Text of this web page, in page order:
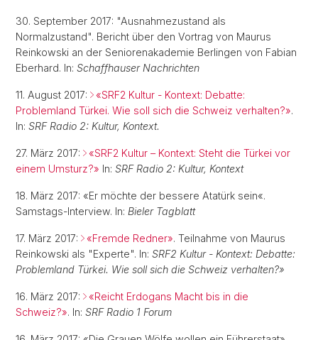
30. September 2017: "Ausnahmezustand als
Normalzustand". Bericht über den Vortrag von Maurus
Reinkowski an der Seniorenakademie Berlingen von Fabian
Eberhard. In: Schaffhauser Nachrichten
11. August 2017:
«SRF2 Kultur - Kontext: Debatte:
Problemland Türkei. Wie soll sich die Schweiz verhalten?».
In: SRF Radio 2: Kultur, Kontext.
27. März 2017:
«SRF2 Kultur – Kontext: Steht die Türkei vor
einem Umsturz?» In: SRF Radio 2: Kultur, Kontext
18. März 2017: «Er möchte der bessere Atatürk sein«.
Samstags-Interview. In: Bieler Tagblatt
17. März 2017: «Fremde Redner». Teilnahme von Maurus
Reinkowski als "Experte". In: SRF2 Kultur - Kontext: Debatte:
Problemland Türkei. Wie soll sich die Schweiz verhalten?»
16. März 2017:
«Reicht Erdogans Macht bis in die
Schweiz?». In: SRF Radio 1 Forum